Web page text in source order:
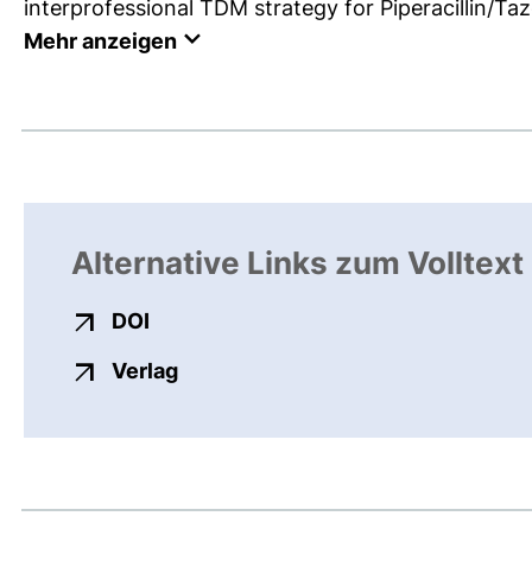
interprofessional TDM strategy for Piperacillin/
Mehr anzeigen
Alternative Links zum Volltext
DOI
Verlagexterner Link, öffnet neues